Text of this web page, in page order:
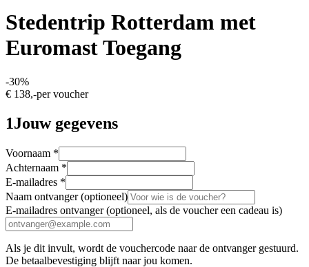
Stedentrip Rotterdam met
Euromast Toegang
-30%
€ 138,-per voucher
1Jouw gegevens
Voornaam *
Achternaam *
E-mailadres *
Naam ontvanger (optioneel)
E-mailadres ontvanger (optioneel, als de voucher een cadeau is)
Als je dit invult, wordt de vouchercode naar de ontvanger gestuurd.
De betaalbevestiging blijft naar jou komen.